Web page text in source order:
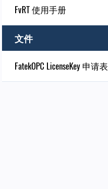
FvRT 使用手册
文件
FatekOPC LicenseKey 申请表